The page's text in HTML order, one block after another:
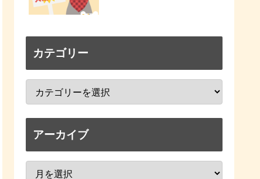
カテゴリー
アーカイブ